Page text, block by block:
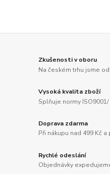
Zkušenosti v oboru
Na českém trhu jsme
Vysoká kvalita zboží
Splňuje normy ISO9001/
Doprava zdarma
Při nákupu nad 499 Kč
Rychlé odeslání
Objednávky